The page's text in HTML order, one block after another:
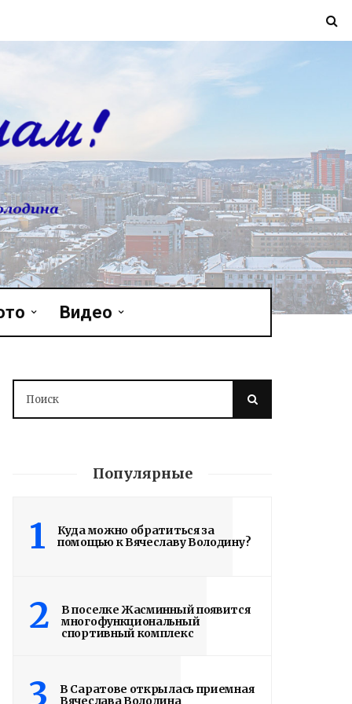
Видео
Популярные
1
Куда можно обратиться за
помощью к Вячеславу Володину?
2
В поселке Жасминный появится
многофункциональный
спортивный комплекс
3
В Саратове открылась приемная
Вячеслава Володина
Володин: 31 августа